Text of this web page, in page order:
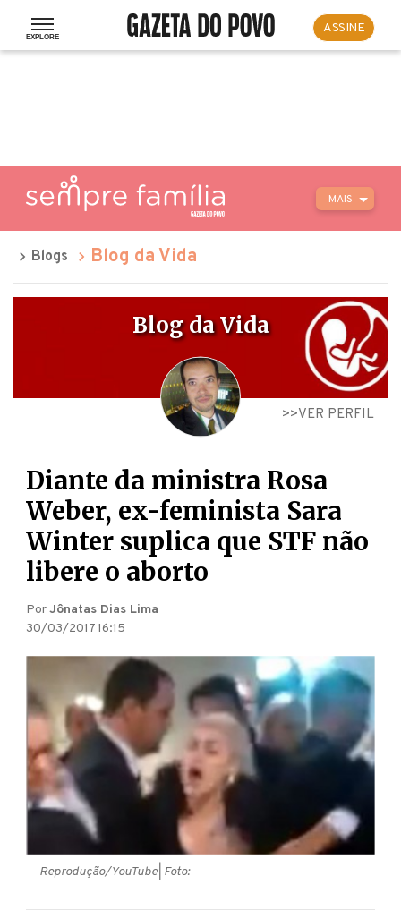
ASSINE
MAIS
Blogs Blog da Vida
Blog da Vida
VER PERFIL
Diante da ministra Rosa
Weber, ex-feminista Sara
Winter suplica que STF não
libere o aborto
PorJônatas Dias Lima
30/03/2017 16:15
Reprodução/YouTube| Foto: